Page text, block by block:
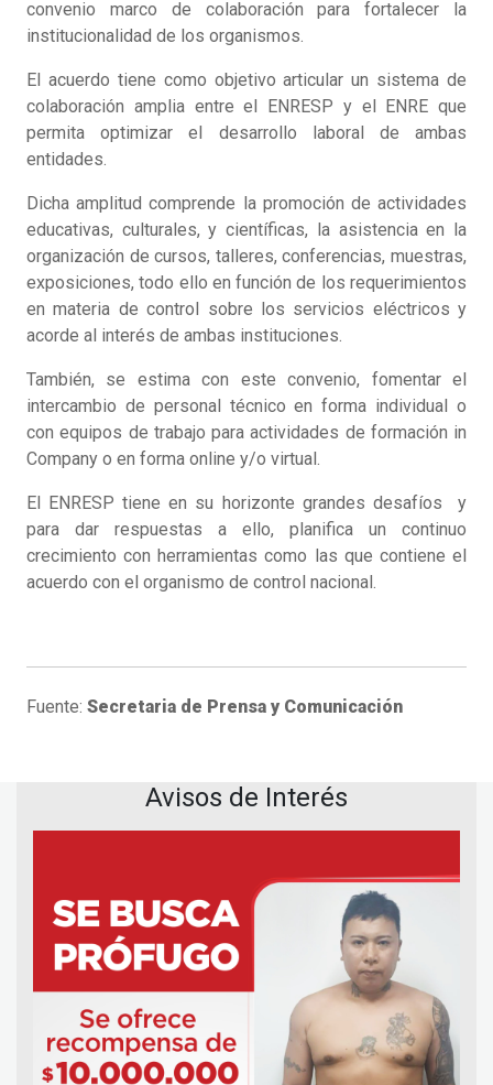
convenio marco de colaboración para fortalecer la
institucionalidad de los organismos.
El acuerdo tiene como objetivo articular un sistema de
colaboración amplia entre el ENRESP y el ENRE que
permita optimizar el desarrollo laboral de ambas
entidades.
Dicha amplitud comprende la promoción de actividades
educativas, culturales, y científicas, la asistencia en la
organización de cursos, talleres, conferencias, muestras,
exposiciones, todo ello en función de los requerimientos
en materia de control sobre los servicios eléctricos y
acorde al interés de ambas instituciones.
También, se estima con este convenio, fomentar el
intercambio de personal técnico en forma individual o
con equipos de trabajo para actividades de formación in
Company o en forma online y/o virtual.
El ENRESP tiene en su horizonte grandes desafíos y
para dar respuestas a ello, planifica un continuo
crecimiento con herramientas como las que contiene el
acuerdo con el organismo de control nacional.
Fuente: Secretaria de Prensa y Comunicación
Avisos de Interés